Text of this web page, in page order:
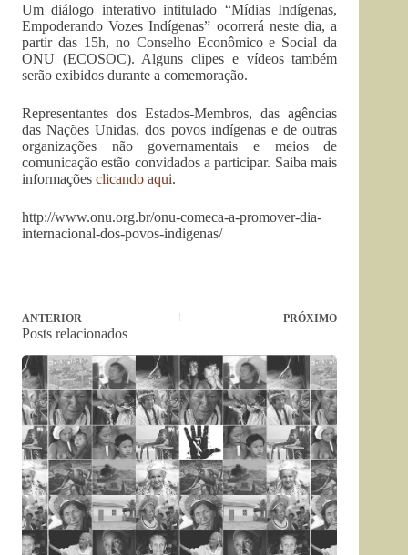
Um diálogo interativo intitulado “Mídias Indígenas,
Empoderando Vozes Indígenas” ocorrerá neste dia, a
partir das 15h, no Conselho Econômico e Social da
ONU (ECOSOC). Alguns clipes e vídeos também
serão exibidos durante a comemoração.
Representantes dos Estados-Membros, das agências
das Nações Unidas, dos povos indígenas e de outras
organizações não governamentais e meios de
comunicação estão convidados a participar. Saiba mais
informações clicando aqui.
http://www.onu.org.br/onu-comeca-a-promover-dia-
internacional-dos-povos-indigenas/
ANTERIOR PRÓXIMO
Posts relacionados